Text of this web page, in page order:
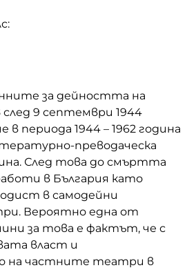
за дейността на
след 9 септември 1944
в периода 1944 – 1962 година
преводаческа
След това до смъртта
в България като
в самодейни
Вероятно една от
за това е фактът, че с
власт и
на частните театри в